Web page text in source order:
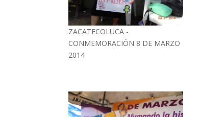
ZACATECOLUCA -
CONMEMORACIÓN 8 DE MARZO
2014